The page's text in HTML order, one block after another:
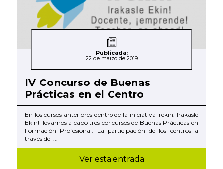
Publicada:
22 de marzo de 2019
IV Concurso de Buenas
Prácticas en el Centro
En los cursos anteriores dentro de la iniciativa Irekin: Irakasle
Ekin! llevamos a cabo tres concursos de Buenas Prácticas en
Formación Profesional. La participación de los centros a
través del ...
Ver esta entrada